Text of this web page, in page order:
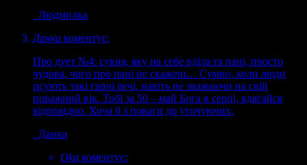
Людмилка
Данка коментує:
Про дует №4: сукня, яку на себе вділа та пані, просто
чудова, чого про пані не скажеш… Сумно, коли люди
псують такі гарні речі, навіть не зважаючи на свій
поважний вік. Тобі за 50 – май Бога в серці, вдягайся
відповідно. Хоча б з поваги до уточуючих.
Данка
Oka коментує: